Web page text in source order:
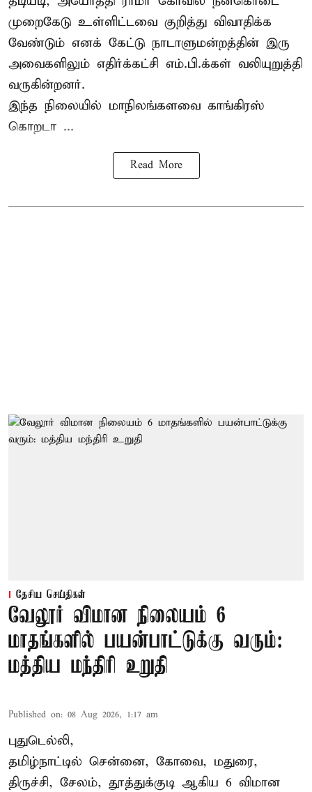
முறைகேடு உள்ளிட்டவை குறித்து விவாதிக்க
வேண்டும் எனக் கேட்டு நாடாளுமன்றத்தின் இரு
அவைகளிலும் எதிர்க்கட்சி எம்.பி.க்கள் வலியுறுத்தி
வருகின்றனர்.
இந்த நிலையில் மாநிலங்களவை காங்கிரஸ்
கொறடா ...
Read More
தேசிய செய்திகள்
வேலூர் விமான நிலையம் 6
மாதங்களில் பயன்பாட்டுக்கு வரும்:
மத்திய மந்திரி உறுதி
Published on: 08 Aug 2026, 1:17 am
புதுடெல்லி,
தமிழ்நாட்டில் சென்னை, கோவை, மதுரை,
திருச்சி, சேலம், தூத்துக்குடி ஆகிய 6 விமான